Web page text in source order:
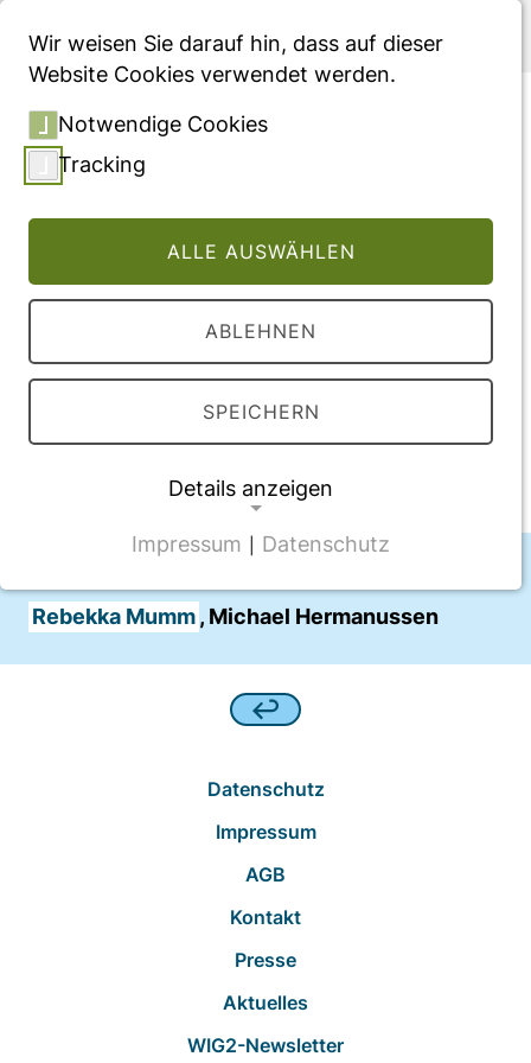
Menü
The dilemma of
misclassifying weight in
short and in historic
population
Vollversion des Beitrages
DOI:10.52905/hbph2021.3.28
Veröffentlichung
Rebekka Mumm, Michael Hermanussen
Datenschutz
Impressum
AGB
Kontakt
Presse
Aktuelles
WIG2-Newsletter
Wir weisen Sie darauf hin, dass auf dieser
Website Cookies verwendet werden.
Notwendige Cookies
Tracking
ALLE AUSWÄHLEN
ABLEHNEN
SPEICHERN
Details anzeigen
NOTWENDIGE COOKIES
CMS Cookie
Frontend Benutzer Identifizierung
Wir werten das Nutzerverhalten mit
Impressum Datenschutz